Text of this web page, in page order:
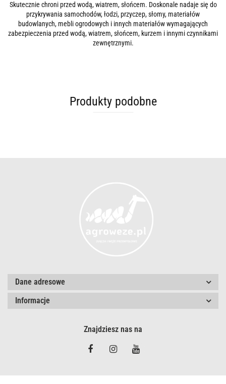
Skutecznie chroni przed wodą, wiatrem, słońcem. Doskonale nadaje się do
przykrywania samochodów, łodzi, przyczep, słomy, materiałów
budowlanych, mebli ogrodowych i innych materiałów wymagających
zabezpieczenia przed wodą, wiatrem, słońcem, kurzem i innymi czynnikami
zewnętrznymi.
Produkty podobne
Dane adresowe
Informacje
Znajdziesz nas na